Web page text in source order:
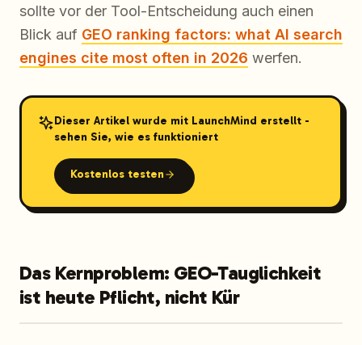
sollte vor der Tool-Entscheidung auch einen
Blick auf GEO ranking factors: what AI search
engines cite most often in 2026 werfen.
Dieser Artikel wurde mit LaunchMind erstellt -
sehen Sie, wie es funktioniert
Kostenlos testen
Das Kernproblem: GEO-Tauglichkeit
ist heute Pflicht, nicht Kür